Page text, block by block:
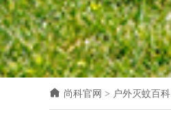
尚科官网 > 户外灭蚊百科